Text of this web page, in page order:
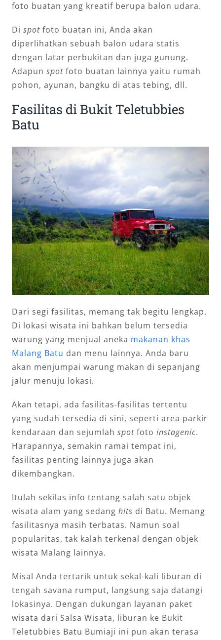
foto buatan yang kreatif berupa balon udara.
Di spotfoto buatan ini, Anda akan
diperlihatkan sebuah balon udara statis
dengan latar perbukitan dan juga gunung.
Adapun spotfoto buatan lainnya yaitu rumah
pohon, ayunan, bangku di atas tebing, dll.
Fasilitas di Bukit Teletubbies
Batu
Dari segi fasilitas, memang tak begitu lengkap.
Di lokasi wisata ini bahkan belum tersedia
warung yang menjual aneka makanan khas
Malang Batu dan menu lainnya. Anda baru
akan menjumpai warung makan di sepanjang
jalur menuju lokasi.
Akan tetapi, ada fasilitas-fasilitas tertentu
yang sudah tersedia di sini, seperti area parkir
kendaraan dan sejumlah spotfoto instagenic.
Harapannya, semakin ramai tempat ini,
fasilitas penting lainnya juga akan
dikembangkan.
Itulah sekilas info tentang salah satu objek
wisata alam yang sedang hits di Batu. Memang
fasilitasnya masih terbatas. Namun soal
popularitas, tak kalah terkenal dengan objek
wisata Malang lainnya.
Misal Anda tertarik untuk sekal-kali liburan di
tengah savana rumput, langsung saja datangi
lokasinya. Dengan dukungan layanan paket
wisata dari Salsa Wisata, liburan ke Bukit
Teletubbies Batu Bumiaji ini pun akan terasa